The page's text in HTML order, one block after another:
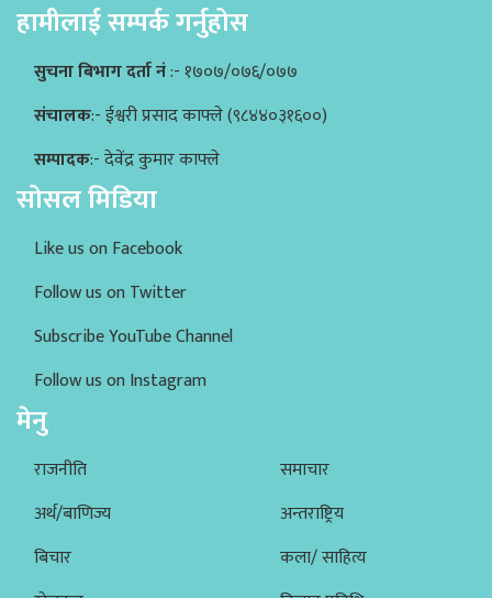
हामीलाई सम्पर्क गर्नुहोस
सुचना बिभाग दर्ता नं:- १७०७/०७६/०७७
संचालक:- ईश्वरी प्रसाद काफ्ले (९८४४०३१६००)
सम्पादक:- देवेंद्र कुमार काफ्ले
सोसल मिडिया
Like us on Facebook
Follow us on Twitter
Subscribe YouTube Channel
Follow us on Instagram
मेनु
राजनीति
अर्थ/बाणिज्य
बिचार
समाचार
अन्तराष्ट्रिय
कला/ साहित्य